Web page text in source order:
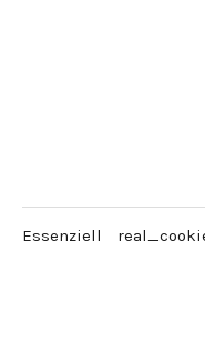
Essenziell